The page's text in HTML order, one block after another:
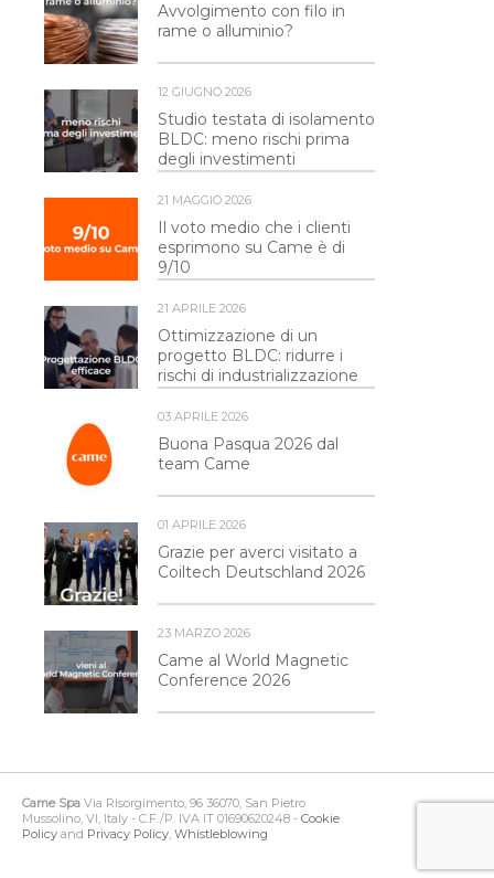
Avvolgimento con filo in
rame o alluminio?
12 GIUGNO 2026
Studio testata di isolamento
BLDC: meno rischi prima
degli investimenti
21 MAGGIO 2026
Il voto medio che i clienti
esprimono su Came è di
9/10
21 APRILE 2026
Ottimizzazione di un
progetto BLDC: ridurre i
rischi di industrializzazione
03 APRILE 2026
Buona Pasqua 2026 dal
team Came
01 APRILE 2026
Grazie per averci visitato a
Coiltech Deutschland 2026
23 MARZO 2026
Came al World Magnetic
Conference 2026
Came Spa Via Risorgimento, 96 36070, San Pietro
Mussolino, VI, Italy - C.F./P. IVA IT 01690620248 - Cookie
Policy and Privacy Policy, Whistleblowing